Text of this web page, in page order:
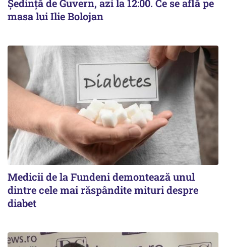
Ședință de Guvern, azi la 12:00. Ce se află pe
masa lui Ilie Bolojan
Medicii de la Fundeni demontează unul
dintre cele mai răspândite mituri despre
diabet